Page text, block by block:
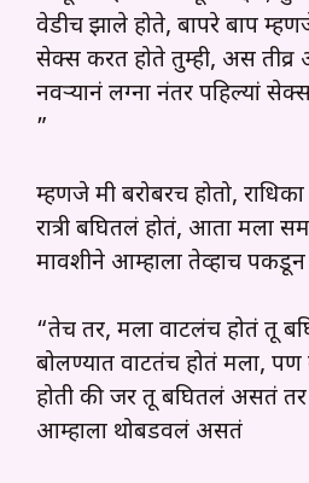
वेडीच झाले होते, बापरे बाप
सेक्स करत होते तुम्ही, अस तीव्र
नवऱ्यानं लग्ना नंतर पहिल्यां
”
म्हणजे मी बरोबरच होतो,
रात्री बघितलं होतं, आता मला
मावशीने आम्हाला तेव्हाच
“तेच तर, मला वाटलंच होतं तू
बोलण्यात वाटतंच होतं मला, पण
होती की जर तू बघितलं असतं
आम्हाला थोबडवलं असतं